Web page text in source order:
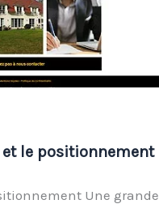
et le positionnement
Une grande